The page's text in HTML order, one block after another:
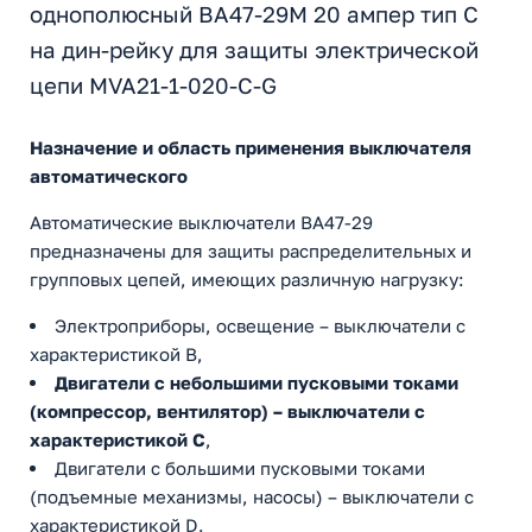
однополюсный ВА47-29М 20 ампер тип С
на дин-рейку для защиты электрической
цепи MVA21-1-020-C-G
Назначение и область применения выключателя
автоматического
Автоматические выключатели ВА47-29
предназначены для защиты распределительных и
групповых цепей, имеющих различную нагрузку:
Электроприборы, освещение – выключатели с
характеристикой В,
Двигатели с небольшими пусковыми токами
(компрессор, вентилятор) – выключатели с
характеристикой C,
Двигатели с большими пусковыми токами
(подъемные механизмы, насосы) – выключатели с
характеристикой D.